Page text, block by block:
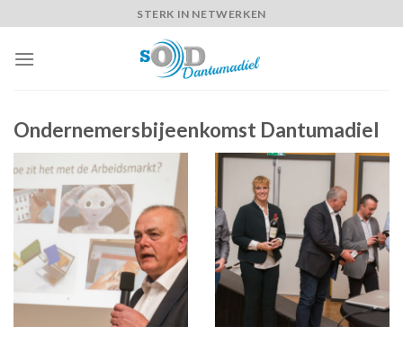
to
content
STERK IN NETWERKEN
Ondernemersbijeenkomst Dantumadiel